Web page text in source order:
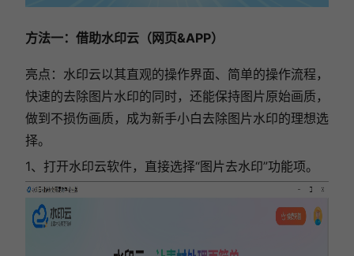
方法一：借助水印云（网页&APP）
亮点 ：水印云以其直观的操作界面、简单的操作流程，
快速的去除图片水印的同时，还能保持图片原始画质，
做到不损伤画质，成为新手小白去除图片水印的理想选
择。
1、打开水印云软件，直接选择“图片去水印”功能项。